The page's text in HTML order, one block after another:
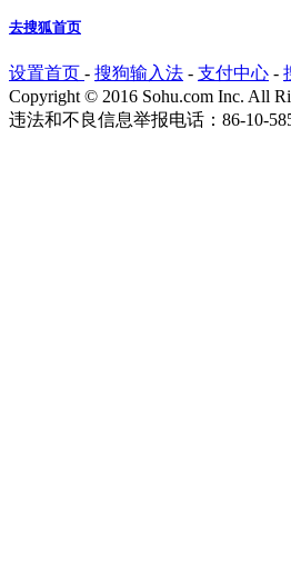
去搜狐首页
设置首页 - 搜狗输入法 - 支付中心 -
Copyright © 2016 Sohu.com Inc. All
违法和不良信息举报电话：86-10-